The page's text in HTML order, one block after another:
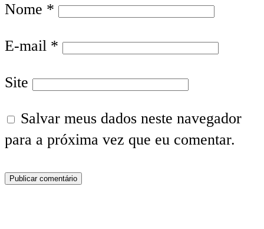
Nome *
E-mail *
Site
Salvar meus dados neste navegador
para a próxima vez que eu comentar.